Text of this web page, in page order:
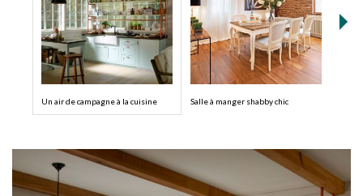
Un air de campagne à la cuisine Salle à manger shabby chic